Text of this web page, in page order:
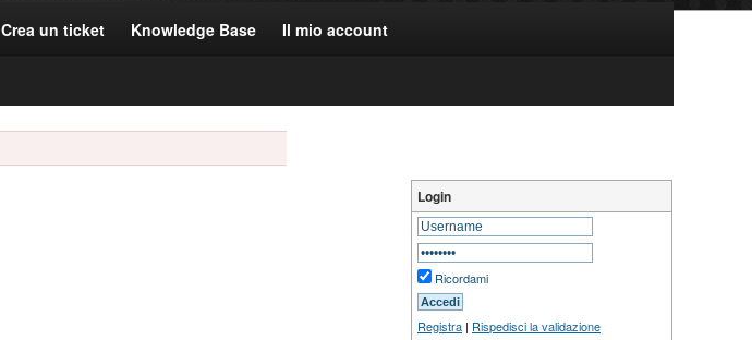
Crea un ticket Knowledge Base Il mio account
Login
Ricordami
Registra | Rispedisci la validazione